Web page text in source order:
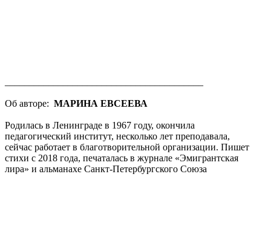
Об авторе: МАРИНА ЕВСЕЕВА
Родилась в Ленинграде в 1967 году, окончила
педагогический институт, несколько лет преподавала,
сейчас работает в благотворительной организации. Пишет
стихи с 2018 года, печаталась в журнале «Эмигрантская
лира» и альманахе Санкт-Петербургского Союза